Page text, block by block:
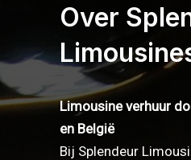
Over
Limousine verhuur
en België
Bij Splendeur